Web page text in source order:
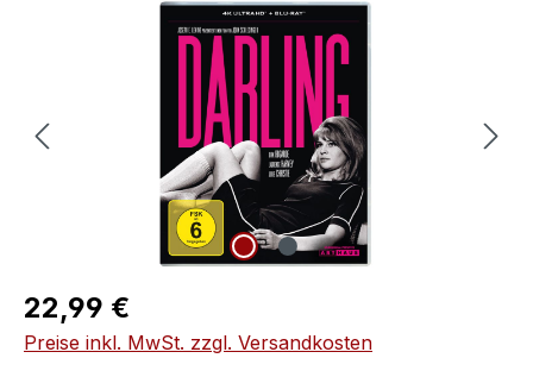
Bildergalerie überspringen
Regulärer Preis:
22,99 €
Preise inkl. MwSt. zzgl. Versandkosten